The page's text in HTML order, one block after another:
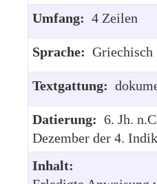
Umfang: 4 Zeilen
Sprache: Griechisch
Textgattung:
Datierung: 6. Jh.
Dezember der 4.
Inhalt: